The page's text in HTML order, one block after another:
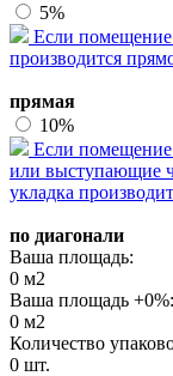
5%
Если помещение
производится
прямая
10%
Если
или выступающие
укладка
по диагонали
Ваша площадь:
0 м2
Ваша площадь +0%:
0 м2
Количество
0 шт.